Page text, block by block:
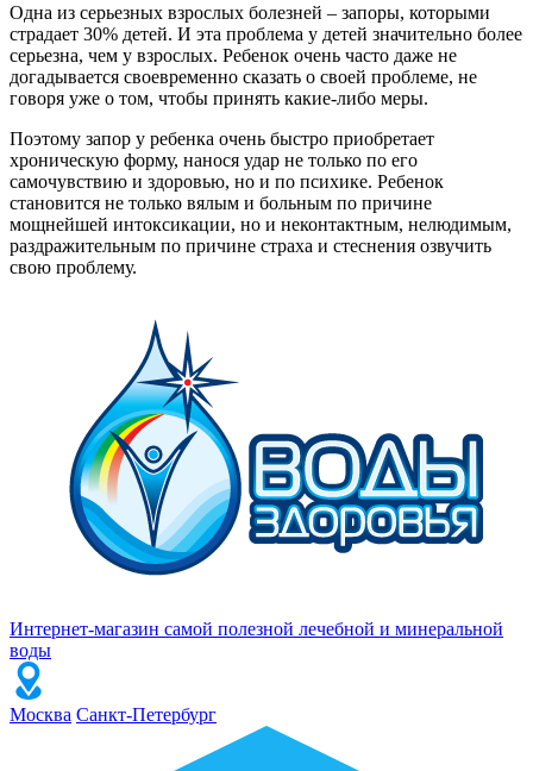
Одна из серьезных взрослых болезней – запоры, которыми
страдает 30% детей. И эта проблема у детей значительно более
серьезна, чем у взрослых. Ребенок очень часто даже не
догадывается своевременно сказать о своей проблеме, не
говоря уже о том, чтобы принять какие-либо меры.
Поэтому запор у ребенка очень быстро приобретает
хроническую форму, нанося удар не только по его
самочувствию и здоровью, но и по психике. Ребенок
становится не только вялым и больным по причине
мощнейшей интоксикации, но и неконтактным, нелюдимым,
раздражительным по причине страха и стеснения озвучить
свою проблему.
Интернет-магазин самой полезной лечебной и минеральной
воды
Москва Санкт-Петербург